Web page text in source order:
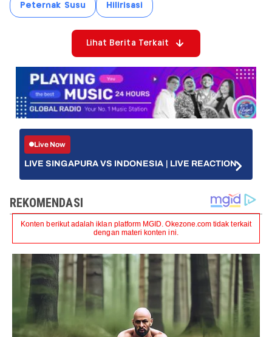
Peternak Susu Hilirisasi
Lihat Berita Terkait
Live Now
LIVE SINGAPURA VS INDONESIA | LIVE REACTION